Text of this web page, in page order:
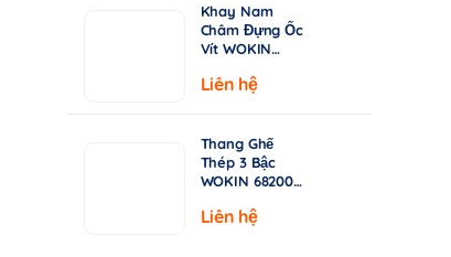
Khay Nam
Châm Đựng Ốc
Vít WOKIN
Đường Kính
Liên hệ
Thang Ghế
Thép 3 Bậc
WOKIN 682003
150kg
Liên hệ